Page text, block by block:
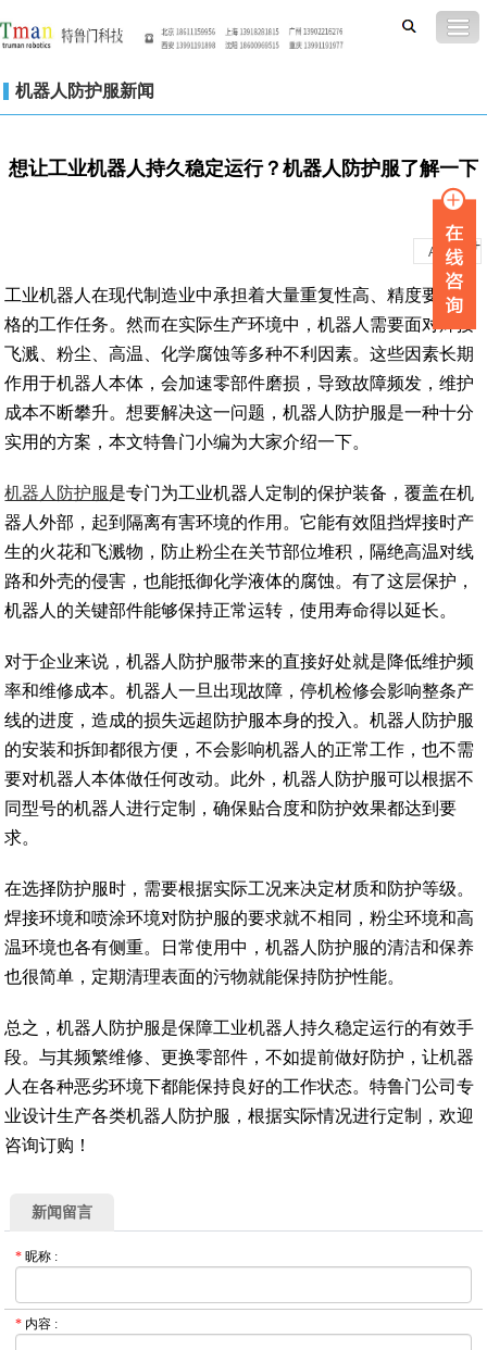
机器人防护服新闻
想让工业机器人持久稳定运行？机器人防护服了解一下
A A +
工业机器人在现代制造业中承担着大量重复性高、精度要求严
格的工作任务。然而在实际生产环境中，机器人需要面对焊接
飞溅、粉尘、高温、化学腐蚀等多种不利因素。这些因素长期
作用于机器人本体，会加速零部件磨损，导致故障频发，维护
成本不断攀升。想要解决这一问题，机器人防护服是一种十分
实用的方案，本文特鲁门小编为大家介绍一下。
机器人防护服是专门为工业机器人定制的保护装备，覆盖在机
器人外部，起到隔离有害环境的作用。它能有效阻挡焊接时产
生的火花和飞溅物，防止粉尘在关节部位堆积，隔绝高温对线
路和外壳的侵害，也能抵御化学液体的腐蚀。有了这层保护，
机器人的关键部件能够保持正常运转，使用寿命得以延长。
对于企业来说，机器人防护服带来的直接好处就是降低维护频
率和维修成本。机器人一旦出现故障，停机检修会影响整条产
线的进度，造成的损失远超防护服本身的投入。机器人防护服
的安装和拆卸都很方便，不会影响机器人的正常工作，也不需
要对机器人本体做任何改动。此外，机器人防护服可以根据不
同型号的机器人进行定制，确保贴合度和防护效果都达到要
求。
在选择防护服时，需要根据实际工况来决定材质和防护等级。
焊接环境和喷涂环境对防护服的要求就不相同，粉尘环境和高
温环境也各有侧重。日常使用中，机器人防护服的清洁和保养
也很简单，定期清理表面的污物就能保持防护性能。
总之，机器人防护服是保障工业机器人持久稳定运行的有效手
段。与其频繁维修、更换零部件，不如提前做好防护，让机器
人在各种恶劣环境下都能保持良好的工作状态。特鲁门公司专
业设计生产各类机器人防护服，根据实际情况进行定制，欢迎
咨询订购！
新闻留言
* 昵称 :
* 内容 :